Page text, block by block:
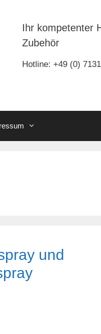
Ihr kompetenter
Zubehör
Hotline: +49 (0)
und